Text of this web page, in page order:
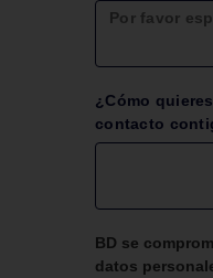
¿Cómo
contacto
BD se
datos